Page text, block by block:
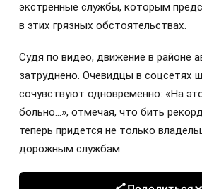
экстренные службы, которым
в этих грязных обстоятельствах.
Судя по видео, движение в районе
затруднено. Очевидцы в соцсетях
сочувствуют одновременно: «На
больно...», отмечая, что бить
теперь придется не только
дорожным службам.